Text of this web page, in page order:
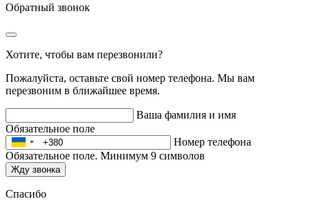
Обратный звонок
Хотите, чтобы вам перезвонили?
Пожалуйста, оставьте свой номер телефона. Мы вам
перезвоним в ближайшее время.
Ваша фамилия и имя
Обязательное поле
Номер телефона
Обязательное поле. Минимум 9 символов
Жду звонка
Спасибо